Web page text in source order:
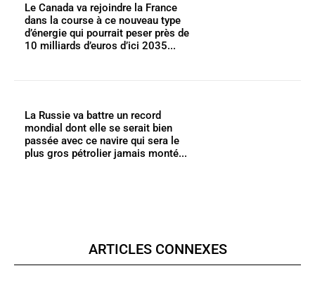
Le Canada va rejoindre la France
dans la course à ce nouveau type
d’énergie qui pourrait peser près de
10 milliards d’euros d’ici 2035...
La Russie va battre un record
mondial dont elle se serait bien
passée avec ce navire qui sera le
plus gros pétrolier jamais monté...
ARTICLES CONNEXES